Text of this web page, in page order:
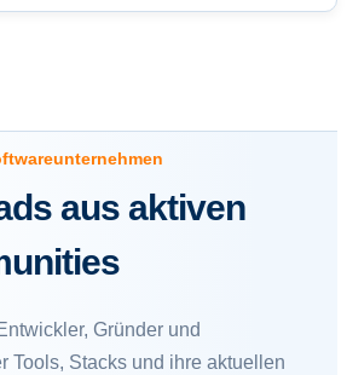
aus aktiven
Gründer und
Tools, Stacks und ihre aktuellen